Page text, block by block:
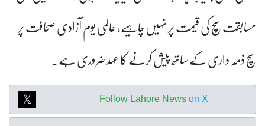
مسابقت سچ کی قیمت پر نہیں چاہیے، عالمی یوم آزادی صحافت پر
سچ ذمہ داری کے ساتھ پیش کرنے کا عہد ضروری ہے۔
Follow Lahore News on X